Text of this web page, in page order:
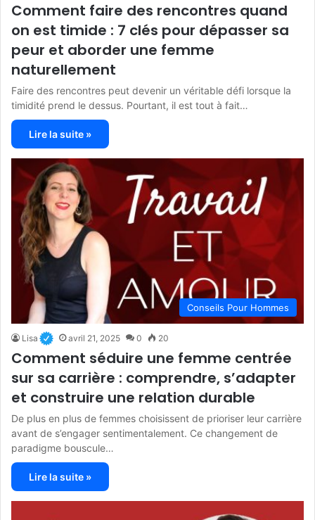
Comment faire des rencontres quand
on est timide : 7 clés pour dépasser sa
peur et aborder une femme
naturellement
Faire des rencontres peut devenir un véritable défi lorsque la
timidité prend le dessus. Pourtant, il est tout à fait…
Lire la suite »
Conseils Pour Hommes
Lisa avril 21, 2025 0 20
Comment séduire une femme centrée
sur sa carrière : comprendre, s’adapter
et construire une relation durable
De plus en plus de femmes choisissent de prioriser leur carrière
avant de s’engager sentimentalement. Ce changement de
paradigme bouscule…
Lire la suite »